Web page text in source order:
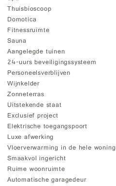
Thuisbioscoop
Domotica
Fitnessruimte
Sauna
Aangelegde tuinen
24-uurs beveiligingssysteem
Personeelsverblijven
Wijnkelder
Zonneterras
Uitstekende staat
Exclusief project
Elektrische toegangspoort
Luxe afwerking
Vloerverwarming in de hele woning
Smaakvol ingericht
Ruime woonruimte
Automatische garagedeur